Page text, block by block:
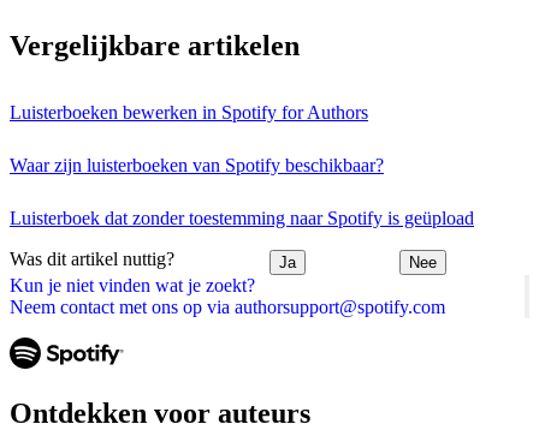
Kun je niet vinden wat je zoekt?
Neem contact met ons op via authorsupport@spotify.com
Vergelijkbare artikelen
Luisterboeken bewerken in Spotify for Authors
Waar zijn luisterboeken van Spotify beschikbaar?
Luisterboek dat zonder toestemming naar Spotify is geüpload
Was dit artikel nuttig? Ja Nee
Ontdekken voor auteurs